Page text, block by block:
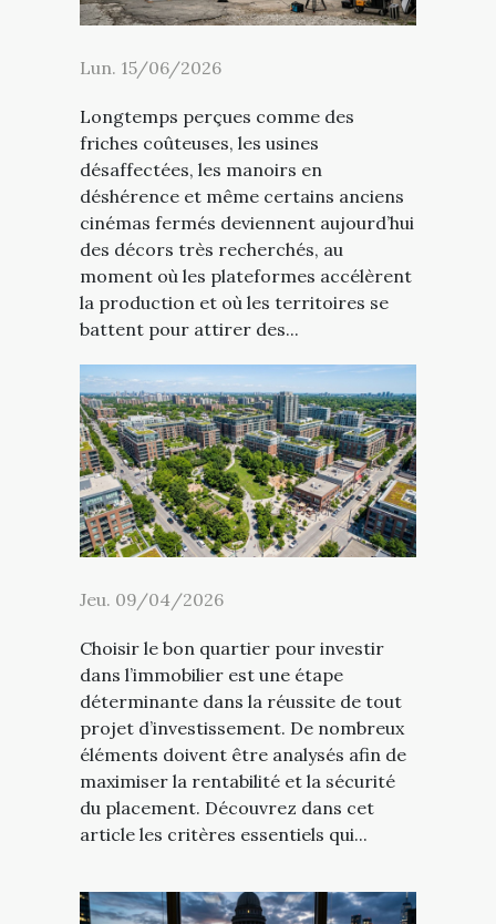
Lun. 15/06/2026
Longtemps perçues comme des
friches coûteuses, les usines
désaffectées, les manoirs en
déshérence et même certains anciens
cinémas fermés deviennent aujourd’hui
des décors très recherchés, au
moment où les plateformes accélèrent
la production et où les territoires se
battent pour attirer des...
Jeu. 09/04/2026
Choisir le bon quartier pour investir
dans l’immobilier est une étape
déterminante dans la réussite de tout
projet d’investissement. De nombreux
éléments doivent être analysés afin de
maximiser la rentabilité et la sécurité
du placement. Découvrez dans cet
article les critères essentiels qui...